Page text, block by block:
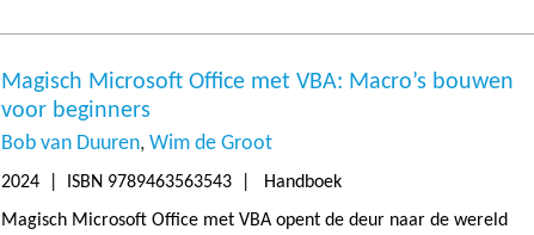
Magisch Microsoft Office met VBA: Macro’s bouwen
voor beginners
Bob van Duuren Wim de Groot
2024 | ISBN 9789463563543 | Handboek
Magisch Microsoft Office met VBA opent de deur naar de wereld